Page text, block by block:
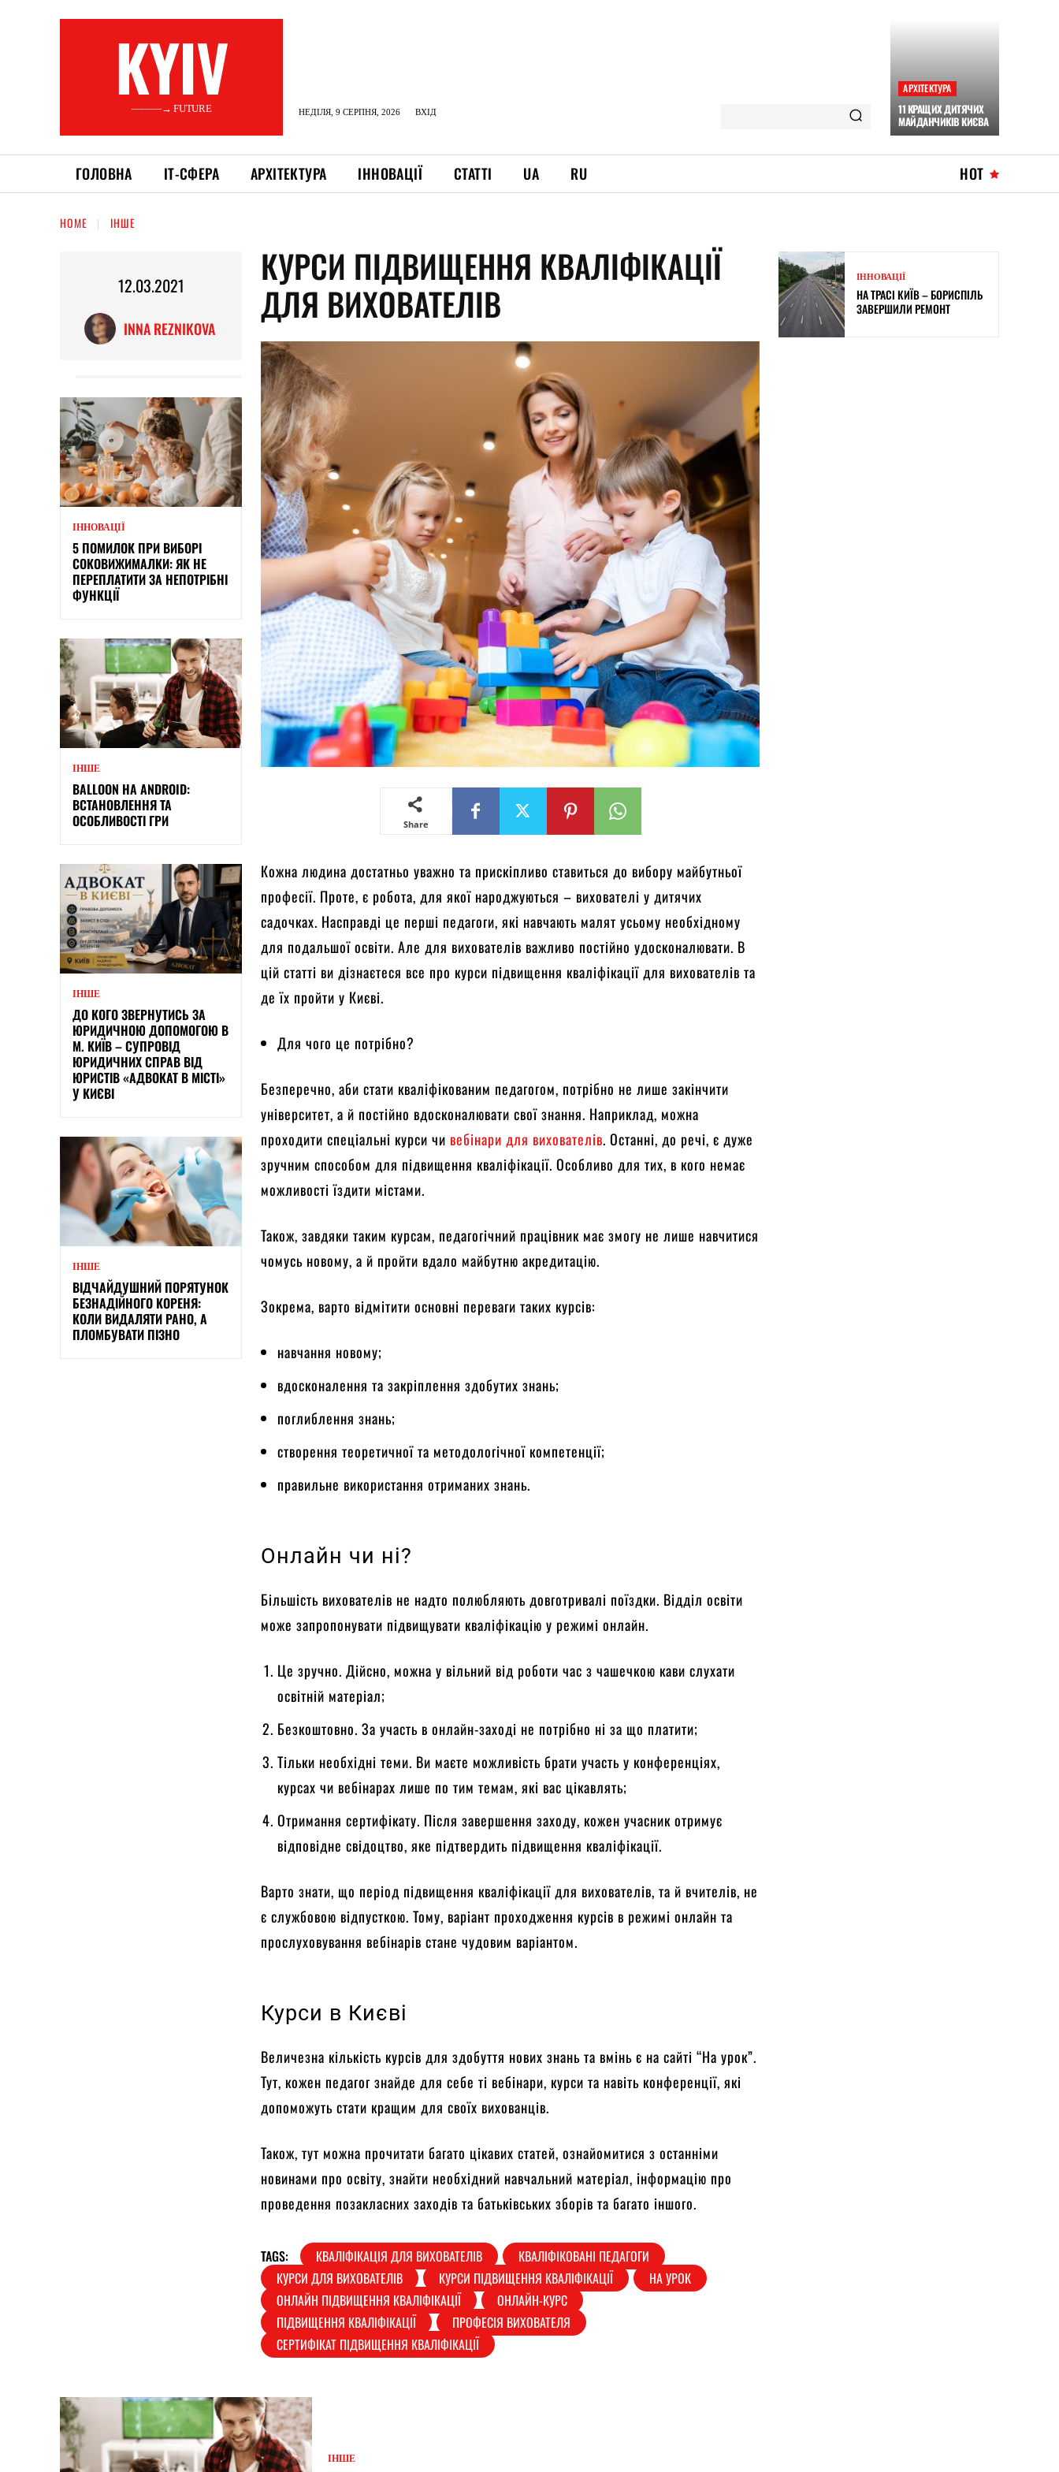
KYIV
———→ FUTURE НЕДІЛЯ, 9 СЕРПНЯ, 2026 ВХІД
АРХІТЕКТУРА
11 КРАЩИХ ДИТЯЧИХ
МАЙДАНЧИКІВ КИЄВА
ГОЛОВНА ІТ-СФЕРА АРХІТЕКТУРА ІННОВАЦІЇ СТАТТІ UA RU HOT
HOME ІНШЕ
12.03.2021
INNA REZNIKOVA
ІННОВАЦІЇ
5 ПОМИЛОК ПРИ ВИБОРІ
СОКОВИЖИМАЛКИ: ЯК НЕ
ПЕРЕПЛАТИТИ ЗА НЕПОТРІБНІ
ФУНКЦІЇ
ІНШЕ
BALLOON НА ANDROID:
ВСТАНОВЛЕННЯ ТА
ОСОБЛИВОСТІ ГРИ
ІНШЕ
ДО КОГО ЗВЕРНУТИСЬ ЗА
ЮРИДИЧНОЮ ДОПОМОГОЮ В
М. КИЇВ – СУПРОВІД
ЮРИДИЧНИХ СПРАВ ВІД
ЮРИСТІВ «АДВОКАТ В МІСТІ»
У КИЄВІ
ІНШЕ
ВІДЧАЙДУШНИЙ ПОРЯТУНОК
БЕЗНАДІЙНОГО КОРЕНЯ:
КОЛИ ВИДАЛЯТИ РАНО, А
ПЛОМБУВАТИ ПІЗНО
КУРСИ ПІДВИЩЕННЯ КВАЛІФІКАЦІЇ
ДЛЯ ВИХОВАТЕЛІВ
Share
Кожна людина достатньо уважно та прискіпливо ставиться до вибору майбутньої
професії. Проте, є робота, для якої народжуються – вихователі у дитячих
садочках. Насправді це перші педагоги, які навчають малят усьому необхідному
для подальшої освіти. Але для вихователів важливо постійно удосконалювати. В
цій статті ви дізнаєтеся все про курси підвищення кваліфікації для вихователів та
де їх пройти у Києві.
Для чого це потрібно?
Безперечно, аби стати кваліфікованим педагогом, потрібно не лише закінчити
університет, а й постійно вдосконалювати свої знання. Наприклад, можна
проходити спеціальні курси чи вебінари для вихователів. Останні, до речі, є дуже
зручним способом для підвищення кваліфікації. Особливо для тих, в кого немає
можливості їздити містами.
Також, завдяки таким курсам, педагогічний працівник має змогу не лише навчитися
чомусь новому, а й пройти вдало майбутню акредитацію.
Зокрема, варто відмітити основні переваги таких курсів:
навчання новому;
вдосконалення та закріплення здобутих знань;
поглиблення знань;
створення теоретичної та методологічної компетенції;
правильне використання отриманих знань.
Онлайн чи ні?
Більшість вихователів не надто полюбляють довготривалі поїздки. Відділ освіти
може запропонувати підвищувати кваліфікацію у режимі онлайн.
Це зручно. Дійсно, можна у вільний від роботи час з чашечкою кави слухати
освітній матеріал;
Безкоштовно. За участь в онлайн-заході не потрібно ні за що платити;
Тільки необхідні теми. Ви маєте можливість брати участь у конференціях,
курсах чи вебінарах лише по тим темам, які вас цікавлять;
Отримання сертифікату. Після завершення заходу, кожен учасник отримує
відповідне свідоцтво, яке підтвердить підвищення кваліфікації.
Варто знати, що період підвищення кваліфікації для вихователів, та й вчителів, не
є службовою відпусткою. Тому, варіант проходження курсів в режимі онлайн та
прослуховування вебінарів стане чудовим варіантом.
Курси в Києві
Величезна кількість курсів для здобуття нових знань та вмінь є на сайті “На урок”.
Тут, кожен педагог знайде для себе ті вебінари, курси та навіть конференції, які
допоможуть стати кращим для своїх вихованців.
Також, тут можна прочитати багато цікавих статей, ознайомитися з останніми
новинами про освіту, знайти необхідний навчальний матеріал, інформацію про
проведення позакласних заходів та батьківських зборів та багато іншого.
TAGS: КВАЛІФІКАЦІЯ ДЛЯ ВИХОВАТЕЛІВ
КВАЛІФІКОВАНІ ПЕДАГОГИ
КУРСИ ДЛЯ ВИХОВАТЕЛІВ
КУРСИ ПІДВИЩЕННЯ КВАЛІФІКАЦІЇ
НА УРОК
ОНЛАЙН ПІДВИЩЕННЯ КВАЛІФІКАЦІЇ
ОНЛАЙН-КУРС
ПІДВИЩЕННЯ КВАЛІФІКАЦІЇ
ПРОФЕСІЯ ВИХОВАТЕЛЯ
СЕРТИФІКАТ ПІДВИЩЕННЯ КВАЛІФІКАЦІЇ
ІНШЕ
ІННОВАЦІЇ
НА ТРАСІ КИЇВ – БОРИСПІЛЬ
ЗАВЕРШИЛИ РЕМОНТ